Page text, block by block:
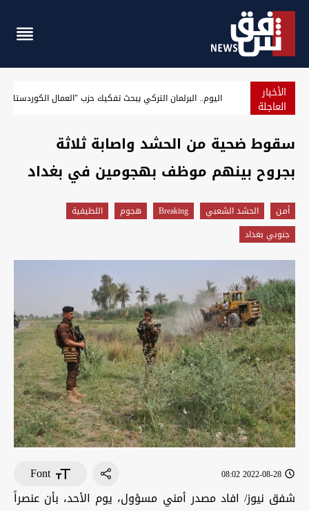
الأخبار
العاجلة نيجيرفان بارزاني يستذكر "مذبحة سيميل" بحق الآشوريين:
سقوط ضحية من الحشد واصابة ثلاثة
بجروح بينهم موظف بهجومين في بغداد
أمـن الحشد الشعبي Breaking هجوم
اللطيفية
جنوبي بغداد
2022-08-28 08:02
Font
شفق نيوز/ افاد مصدر أمني مسؤول، يوم الأحد، بأن عنصراً